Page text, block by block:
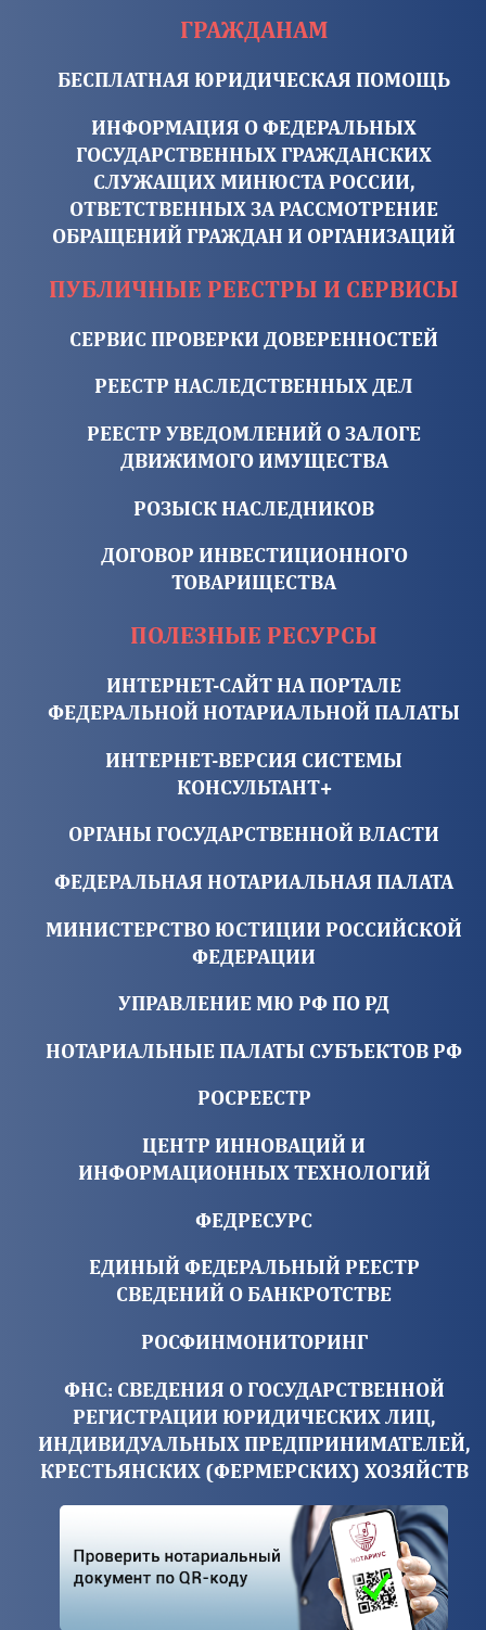
ГРАЖДАНАМ
БЕСПЛАТНАЯ ЮРИДИЧЕСКАЯ ПОМОЩЬ
ИНФОРМАЦИЯ О ФЕДЕРАЛЬНЫХ
ГОСУДАРСТВЕННЫХ ГРАЖДАНСКИХ
СЛУЖАЩИХ МИНЮСТА РОССИИ,
ОТВЕТСТВЕННЫХ ЗА РАССМОТРЕНИЕ
ОБРАЩЕНИЙ ГРАЖДАН И ОРГАНИЗАЦИЙ
ПУБЛИЧНЫЕ РЕЕСТРЫ И СЕРВИСЫ
СЕРВИС ПРОВЕРКИ ДОВЕРЕННОСТЕЙ
РЕЕСТР НАСЛЕДСТВЕННЫХ ДЕЛ
РЕЕСТР УВЕДОМЛЕНИЙ О ЗАЛОГЕ
ДВИЖИМОГО ИМУЩЕСТВА
РОЗЫСК НАСЛЕДНИКОВ
ДОГОВОР ИНВЕСТИЦИОННОГО
ТОВАРИЩЕСТВА
ПОЛЕЗНЫЕ РЕСУРСЫ
ИНТЕРНЕТ-САЙТ НА ПОРТАЛЕ
ФЕДЕРАЛЬНОЙ НОТАРИАЛЬНОЙ ПАЛАТЫ
ИНТЕРНЕТ-ВЕРСИЯ СИСТЕМЫ
КОНСУЛЬТАНТ+
ОРГАНЫ ГОСУДАРСТВЕННОЙ ВЛАСТИ
ФЕДЕРАЛЬНАЯ НОТАРИАЛЬНАЯ ПАЛАТА
МИНИСТЕРСТВО ЮСТИЦИИ РОССИЙСКОЙ
ФЕДЕРАЦИИ
УПРАВЛЕНИЕ МЮ РФ ПО РД
НОТАРИАЛЬНЫЕ ПАЛАТЫ СУБЪЕКТОВ РФ
РОСРЕЕСТР
ЦЕНТР ИННОВАЦИЙ И
ИНФОРМАЦИОННЫХ ТЕХНОЛОГИЙ
ФЕДРЕСУРС
ЕДИНЫЙ ФЕДЕРАЛЬНЫЙ РЕЕСТР
СВЕДЕНИЙ О БАНКРОТСТВЕ
РОСФИНМОНИТОРИНГ
ФНС: СВЕДЕНИЯ О ГОСУДАРСТВЕННОЙ
РЕГИСТРАЦИИ ЮРИДИЧЕСКИХ ЛИЦ,
ИНДИВИДУАЛЬНЫХ ПРЕДПРИНИМАТЕЛЕЙ,
КРЕСТЬЯНСКИХ (ФЕРМЕРСКИХ) ХОЗЯЙСТВ